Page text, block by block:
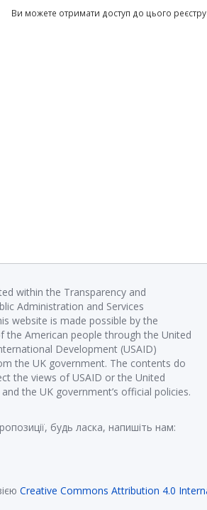
Ви можете отримати доступ до цього
within the Transparency and
Administration and Services
website is made possible by the
the American people through the United
Development (USAID)
the UK government. The contents do
the views of USAID or the United
the UK government’s official policies.
будь ласка, напишіть нам:
Creative Commons Attribution 4.0